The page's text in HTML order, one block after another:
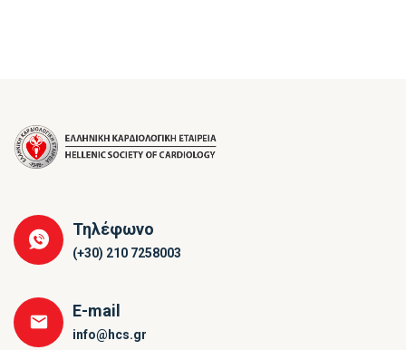
Τηλέφωνο
(+30) 210 7258003
E-mail
info@hcs.gr